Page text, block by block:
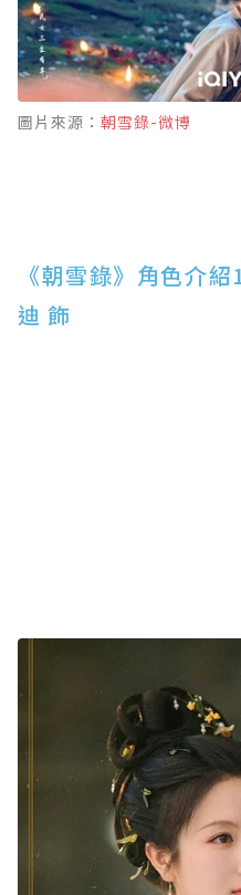
圖片來源： 朝雪錄-微博
《朝雪錄》角色介
迪 飾